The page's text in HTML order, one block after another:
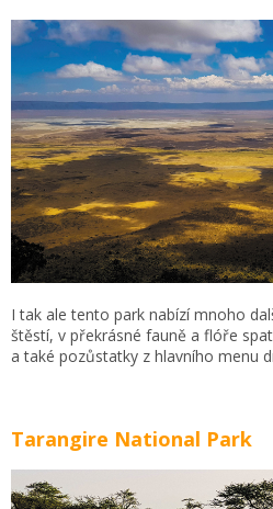
I tak ale tento park nabízí mnoho
štěstí, v překrásné fauně a flóře
a také pozůstatky z hlavního menu
Tarangire National Park